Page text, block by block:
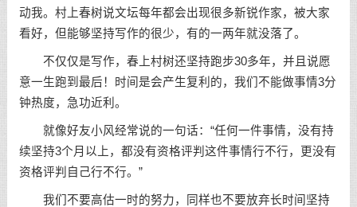
动我。村上春树说文坛每年都会出现很多新锐作家，被大家
看好，但能够坚持写作的很少，有的一两年就没落了。
不仅仅是写作，春上村树还坚持跑步30多年，并且说愿
意一生跑到最后！时间是会产生复利的，我们不能做事情3分
钟热度，急功近利。
就像好友小风经常说的一句话：“任何一件事情，没有持
续坚持3个月以上，都没有资格评判这件事情行不行，更没有
资格评判自己行不行。”
我们不要高估一时的努力，同样也不要放弃长时间坚持